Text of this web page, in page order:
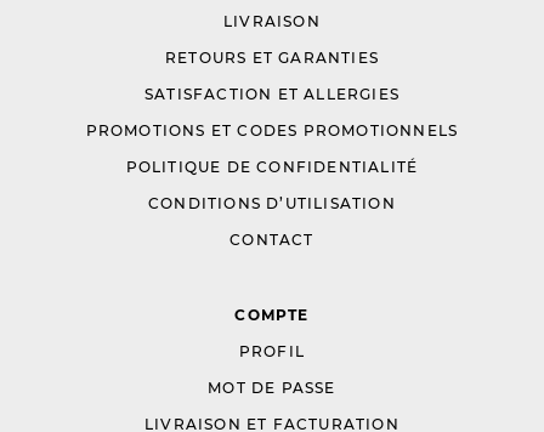
LIVRAISON
RETOURS ET GARANTIES
SATISFACTION ET ALLERGIES
PROMOTIONS ET CODES PROMOTIONNELS
POLITIQUE DE CONFIDENTIALITÉ
CONDITIONS D’UTILISATION
CONTACT
COMPTE
PROFIL
MOT DE PASSE
LIVRAISON ET FACTURATION